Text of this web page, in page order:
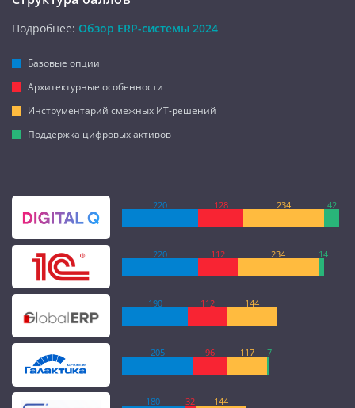
Подробнее: Обзор ERP-системы 2024
Базовые опции
Архитектурные особенности
Инструментарий смежных ИТ-решений
Поддержка цифровых активов
220 128 234 42
220 112 234 14
190 112 144
205 96 117 7
180 32 144